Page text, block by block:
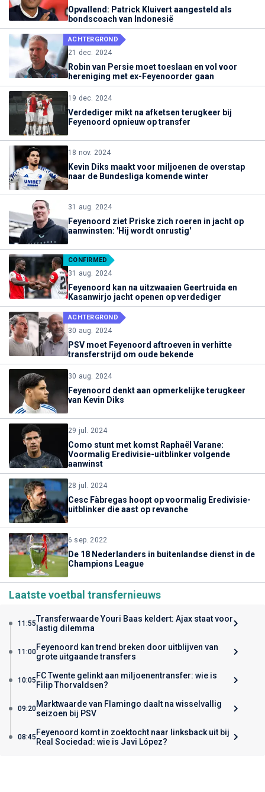
Opvallend: Patrick Kluivert aangesteld als
bondscoach van Indonesië
ACHTERGROND
21 dec. 2024
Robin van Persie moet toeslaan en vol voor
hereniging met ex-Feyenoorder gaan
19 dec. 2024
Verdediger mikt na afketsen terugkeer bij
Feyenoord opnieuw op transfer
18 nov. 2024
Kevin Diks maakt voor miljoenen de overstap
naar de Bundesliga komende winter
31 aug. 2024
Feyenoord ziet Priske zich roeren in jacht op
aanwinsten: 'Hij wordt onrustig'
CONFIRMED
31 aug. 2024
Feyenoord kan na uitzwaaien Geertruida en
Kasanwirjo jacht openen op verdediger
ACHTERGROND
30 aug. 2024
PSV moet Feyenoord aftroeven in verhitte
transferstrijd om oude bekende
30 aug. 2024
Feyenoord denkt aan opmerkelijke terugkeer
van Kevin Diks
29 jul. 2024
Como stunt met komst Raphaël Varane:
Voormalig Eredivisie-uitblinker volgende
aanwinst
28 jul. 2024
Cesc Fàbregas hoopt op voormalig Eredivisie-
uitblinker die aast op revanche
6 sep. 2022
De 18 Nederlanders in buitenlandse dienst in de
Champions League
Laatste voetbal transfernieuws
11:55Transferwaarde Youri Baas keldert: Ajax staat voor
lastig dilemma
11:00Feyenoord kan trend breken door uitblijven van
grote uitgaande transfers
10:05 FC Twente gelinkt aan miljoenentransfer: wie is
Filip Thorvaldsen?
09:20Marktwaarde van Flamingo daalt na wisselvallig
seizoen bij PSV
08:45 Feyenoord komt in zoektocht naar linksback uit bij
Real Sociedad: wie is Javi López?